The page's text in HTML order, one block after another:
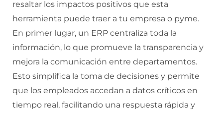
resaltar los impactos positivos que esta
herramienta puede traer a tu empresa o pyme.
En primer lugar, un ERP centraliza toda la
información, lo que promueve la transparencia y
mejora la comunicación entre departamentos.
Esto simplifica la toma de decisiones y permite
que los empleados accedan a datos críticos en
tiempo real, facilitando una respuesta rápida y